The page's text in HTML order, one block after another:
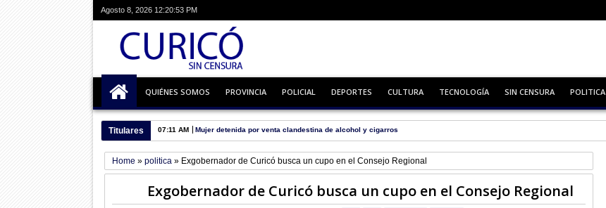
Agosto 8, 2026 12:20:54 PM
QUIÉNES SOMOS PROVINCIA POLICIAL DEPORTES CULTURA TECNOLOGÍA SIN CENSURA POLITICA
Titulares 07:11 AM Mujer detenida por venta clandestina de alcohol y cigarros
Home » politica » Exgobernador de Curicó busca un cupo en el Consejo Regional
Exgobernador de Curicó busca un cupo en el Consejo Regional